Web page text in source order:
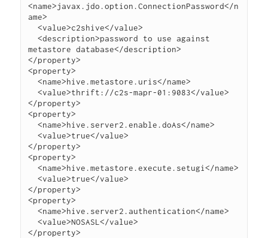
<name>javax.jdo.option.ConnectionPassword</n
ame>
  <value>c2shive</value>
  <description>password to use against
metastore database</description>
</property>
<property>
  <name>hive.metastore.uris</name>
  <value>thrift://c2s-mapr-01:9083</value>
</property>
<property>
  <name>hive.server2.enable.doAs</name>
  <value>true</value>
</property>
<property>
  <name>hive.metastore.execute.setugi</name>
  <value>true</value>
</property>
<property>
  <name>hive.server2.authentication</name>
  <value>NOSASL</value>
</property>